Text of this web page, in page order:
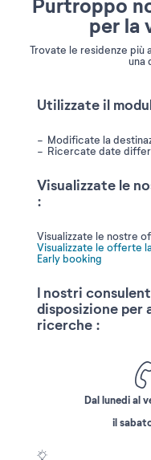
Purtroppo
per la
Trovate le residenze più
una
Utilizzate il
Modificate la
Ricercate date
Visualizzate le
:
Visualizzate le nostre
Visualizzate le offerte
Early booking
I nostri
disposizione per
ricerche :
Dal lunedi al
il